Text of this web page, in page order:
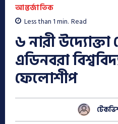
আন্তর্জাতিক
Less than 1min. Read
৬ নারী উদ্যোক্তা
এডিনবরা
ফেলোশীপ